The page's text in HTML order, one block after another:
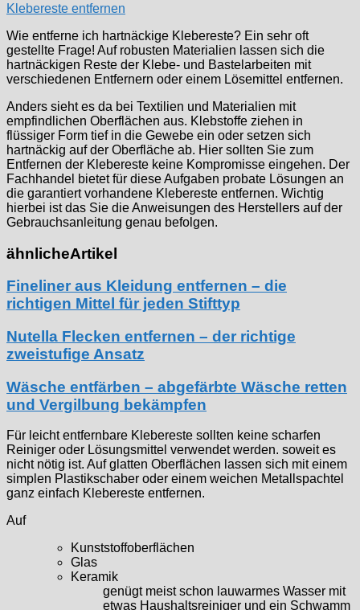
Klebereste entfernen
Wie entferne ich hartnäckige Klebereste? Ein sehr oft
gestellte Frage! Auf robusten Materialien lassen sich die
hartnäckigen Reste der Klebe- und Bastelarbeiten mit
verschiedenen Entfernern oder einem Lösemittel entfernen.
Anders sieht es da bei Textilien und Materialien mit
empfindlichen Oberflächen aus. Klebstoffe ziehen in
flüssiger Form tief in die Gewebe ein oder setzen sich
hartnäckig auf der Oberfläche ab. Hier sollten Sie zum
Entfernen der Klebereste keine Kompromisse eingehen. Der
Fachhandel bietet für diese Aufgaben probate Lösungen an
die garantiert vorhandene Klebereste entfernen. Wichtig
hierbei ist das Sie die Anweisungen des Herstellers auf der
Gebrauchsanleitung genau befolgen.
ähnlicheArtikel
Fineliner aus Kleidung entfernen – die
richtigen Mittel für jeden Stifttyp
Nutella Flecken entfernen – der richtige
zweistufige Ansatz
Wäsche entfärben – abgefärbte Wäsche retten
und Vergilbung bekämpfen
Für leicht entfernbare Klebereste sollten keine scharfen
Reiniger oder Lösungsmittel verwendet werden. soweit es
nicht nötig ist. Auf glatten Oberflächen lassen sich mit einem
simplen Plastikschaber oder einem weichen Metallspachtel
ganz einfach Klebereste entfernen.
Auf
Kunststoffoberflächen
Glas
Keramik
genügt meist schon lauwarmes Wasser mit
etwas Haushaltsreiniger und ein Schwamm